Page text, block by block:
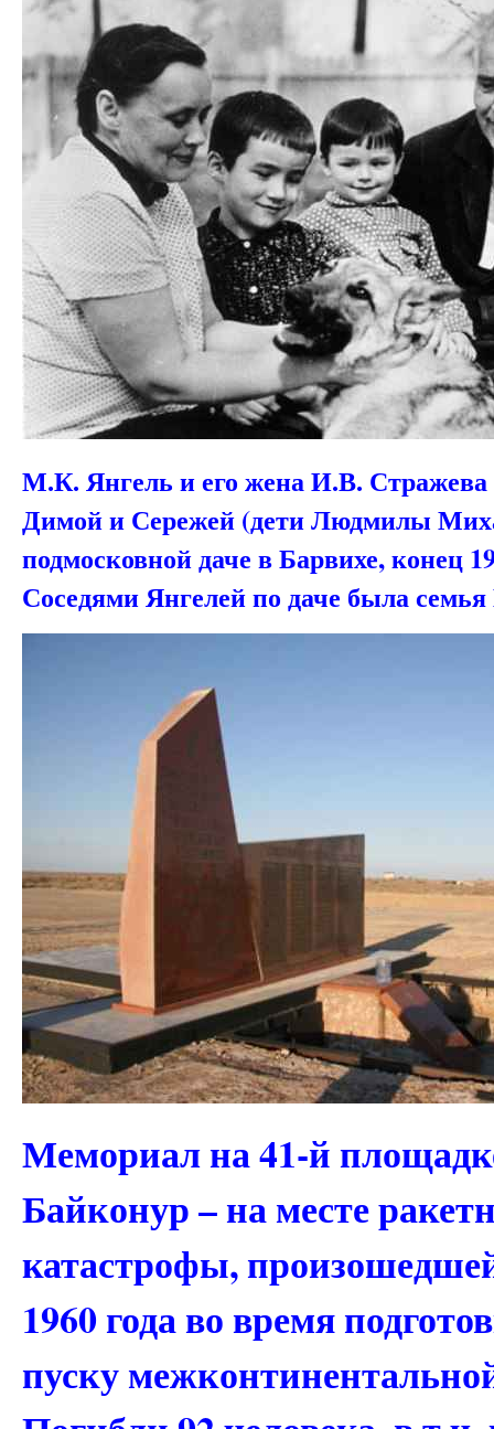
М.К. Янгель и его жена И.В. Стражева
Димой и Сережей (дети Людмилы
подмосковной даче в Барвихе, конец
Соседями Янгелей по даче была
Мемориал на 41-й
Байконур – на месте
катастрофы,
1960 года во время
пуску